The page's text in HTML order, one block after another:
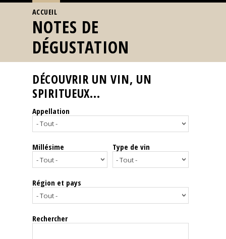
À
la
une
Reportages
Nos
Spiritueux
Notes
dégustation
VOUS ÊTES ICI
ACCUEIL
NOTES DE
DÉGUSTATION
DÉCOUVRIR UN VIN, UN
SPIRITUEUX...
Appellation
Millésime Type de vin
Région et pays
Rechercher